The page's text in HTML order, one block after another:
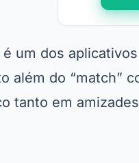
é um dos
além do “match”
tanto em